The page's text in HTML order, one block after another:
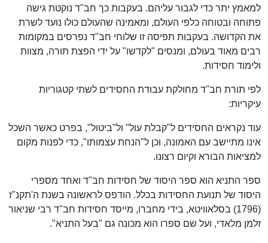
למאמץ יתר כדי לגבור עליהם. בעקבות כך חב"ד נוקטת גישה
פתוחה ובטוחה כלפי העולם, ומאמינה שהעולם כולו נועד לשרת
את הקדושה. בעקבות תפיסה זו שלוחי חב"ד נפרסים במקומות
רבים מאוד בעולם, ומנסים "לקדשו" על ידי הפצת תורה, מצוות
ולימוד חסידות.
לפי תורת חב"ד מחולקת עבודת החסידים לשתי קטגוריות
עיקריות:
עוד נקראים החסידים ל"קבלת עול" ול"ביטול", בפרט כאשר השכל
אינו מתיישב עם האמונה, וכן ל"הנחת עצמותו", כדי לפנות מקום
למציאות הבורא וקיום רצונו.
ספר התניא הוא ספר היסוד של חסידות חב"ד ואחד מספרי
היסוד של תנועת החסידות בכלל. הודפס לראשונה בשנת ה'תקנ"ז
(1796) בסלאוויטא, בידי מחברו, מייסד חסידות חב"ד רבי שניאור
זלמן מלאדי, ועל שם ספרו הוא מכונה גם "בעל התניא".